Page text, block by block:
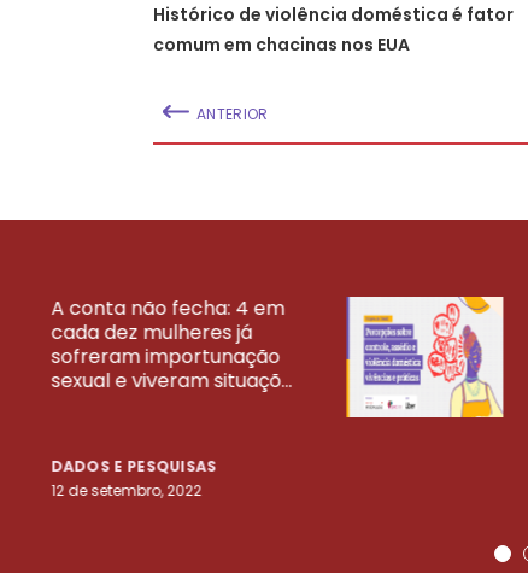
Histórico de violência doméstica é fator
comum em chacinas nos EUA
ANTERIOR
A conta não fecha: 4 em
cada dez mulheres já
sofreram importunação
sexual e viveram situaçõ...
DADOS E PESQUISAS
12 de setembro, 2022
VEJA MAIS